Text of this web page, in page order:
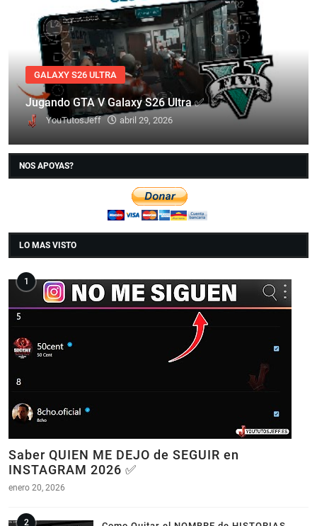
GALAXY S26 ULTRA
Jugando GTA V Galaxy S26 Ultra ✅
YouTutosJeff abril 29, 2026
NOS APOYAS?
LO MAS VISTO
Saber QUIEN ME DEJO de SEGUIR en
INSTAGRAM 2026 ✅
enero 20, 2026